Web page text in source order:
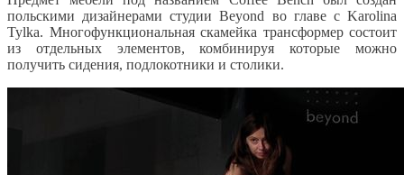
польскими дизайнерами студии Beyond во главе с Karolina
Tylka. Многофункциональная скамейка трансформер состоит
из отдельных элементов, комбинируя которые можно
получить сидения, подлокотники и столики.